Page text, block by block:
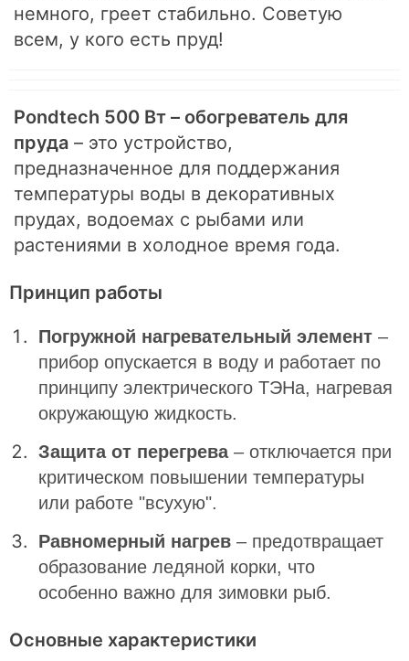
немного, греет стабильно. Советую
всем, у кого есть пруд!
Pondtech 500 Вт – обогреватель для
пруда – это устройство,
предназначенное для поддержания
температуры воды в декоративных
прудах, водоемах с рыбами или
растениями в холодное время года.
Принцип работы
Погружной нагревательный элемент –
прибор опускается в воду и работает по
принципу электрического ТЭНа, нагревая
окружающую жидкость.
Защита от перегрева– отключается при
критическом повышении температуры
или работе "всухую".
Равномерный нагрев – предотвращает
образование ледяной корки, что
особенно важно для зимовки рыб.
Основные характеристики